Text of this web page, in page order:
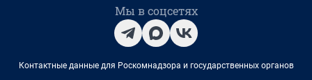
Мы в соцсетях
Контактные данные для Роскомнадзора и государственных органов